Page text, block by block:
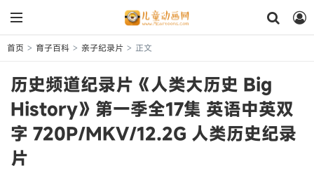
首页 > 育子百科 > 亲子纪录片 > 正文
历史频道纪录片《人类大历史 Big
History》第一季全17集 英语中英双
字 720P/MKV/12.2G 人类历史纪录
片